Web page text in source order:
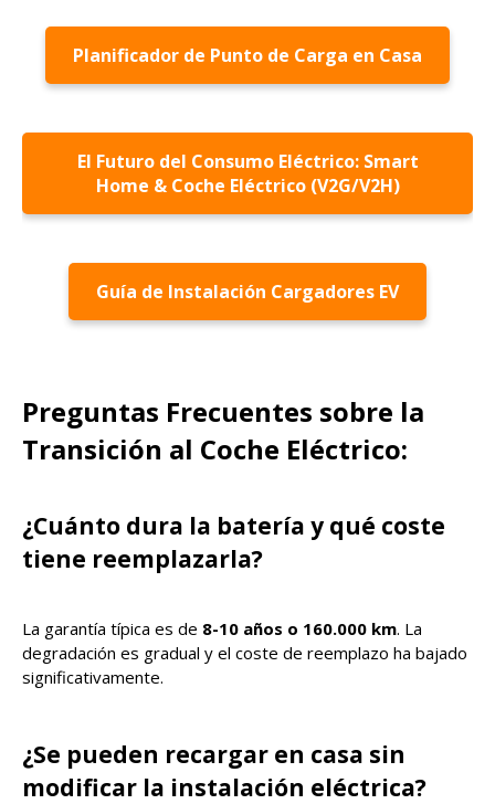
Planificador de Punto de Carga en Casa
El Futuro del Consumo Eléctrico: Smart
Home & Coche Eléctrico (V2G/V2H)
Guía de Instalación Cargadores EV
Preguntas Frecuentes sobre la
Transición al Coche Eléctrico:
¿Cuánto dura la batería y qué coste
tiene reemplazarla?
La garantía típica es de 8-10 años o 160.000 km. La
degradación es gradual y el coste de reemplazo ha bajado
significativamente.
¿Se pueden recargar en casa sin
modificar la instalación eléctrica?